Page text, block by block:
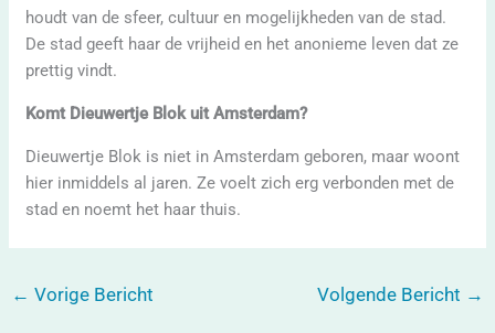
houdt van de sfeer, cultuur en mogelijkheden van de stad.
De stad geeft haar de vrijheid en het anonieme leven dat ze
prettig vindt.
Komt Dieuwertje Blok uit Amsterdam?
Dieuwertje Blok is niet in Amsterdam geboren, maar woont
hier inmiddels al jaren. Ze voelt zich erg verbonden met de
stad en noemt het haar thuis.
← Vorige Bericht Volgende Bericht →